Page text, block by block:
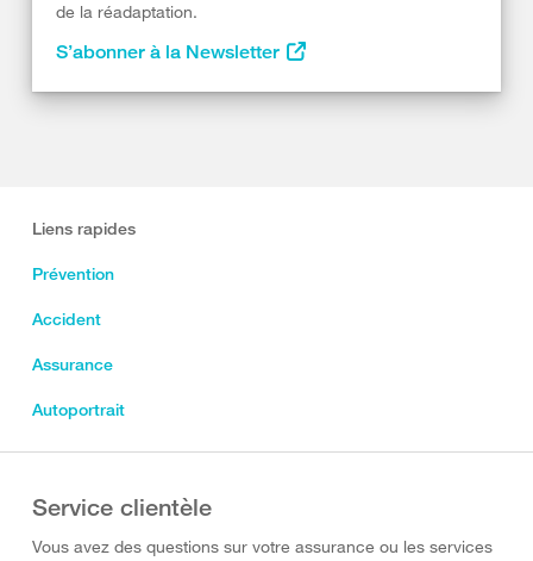
de la réadaptation.
S’abonner à la Newsletter
Liens rapides
Prévention
Accident
Assurance
Autoportrait
Service clientèle
Vous avez des questions sur votre assurance ou les services